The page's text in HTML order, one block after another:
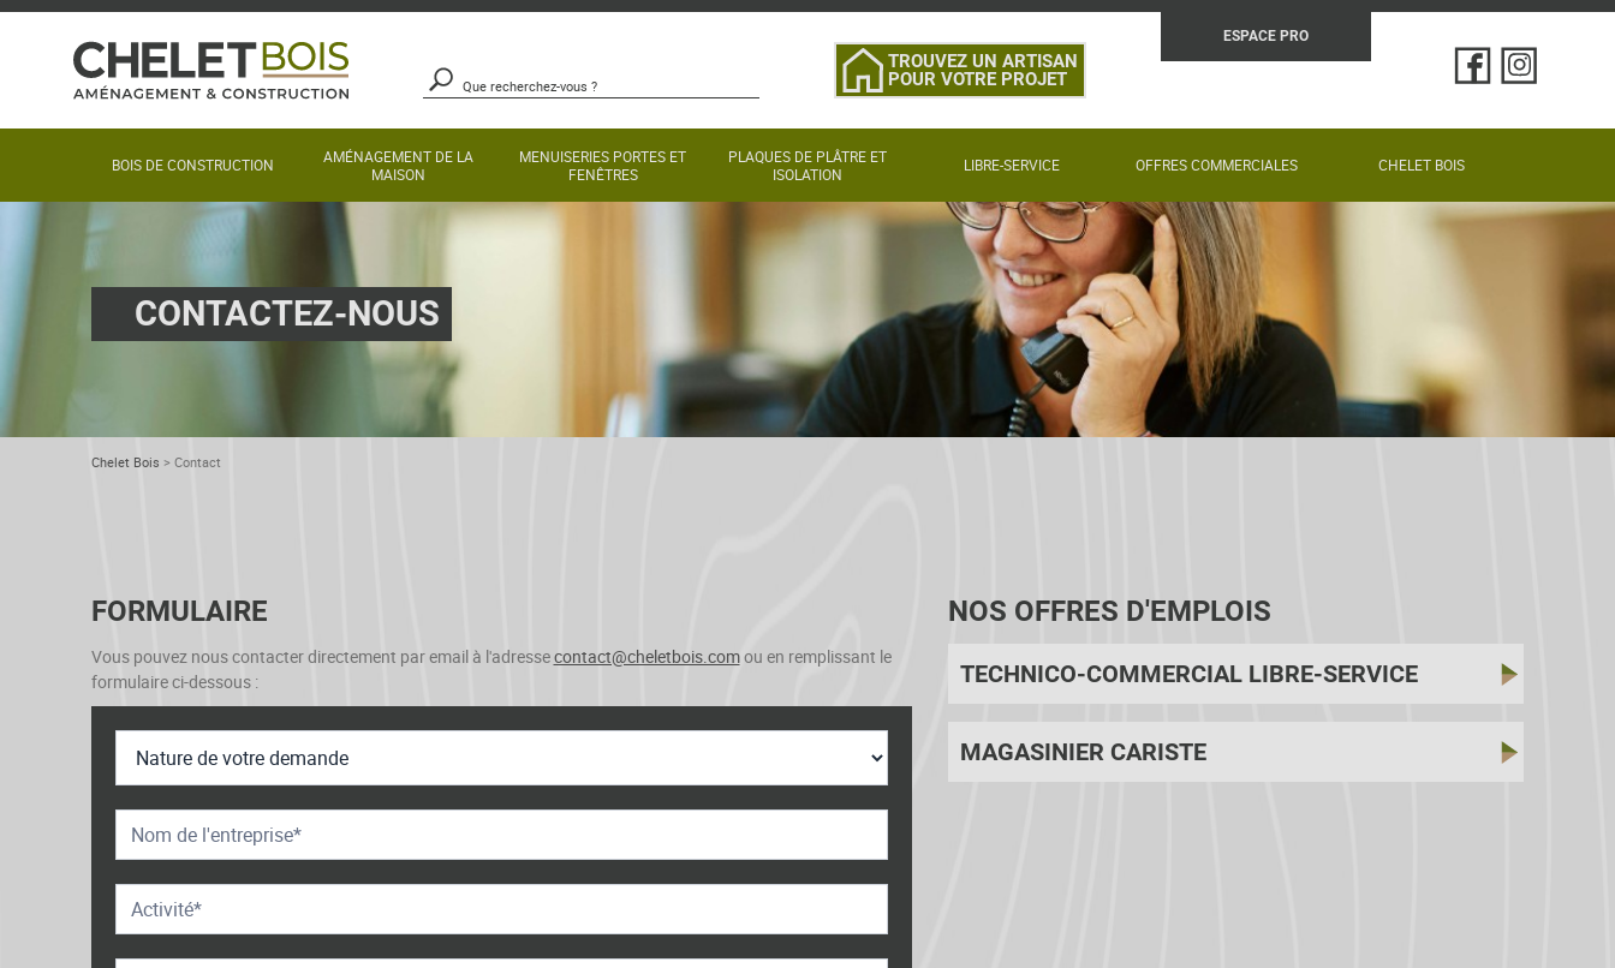
TROUVEZ UN ARTISAN
POUR VOTRE PROJET
ESPACE PRO
BOIS DE CONSTRUCTION
AMÉNAGEMENT DE LA
MAISON
MENUISERIES PORTES ET
FENÊTRES
PLAQUES DE PLÂTRE ET
ISOLATION
LIBRE-SERVICE OFFRES COMMERCIALES CHELET BOIS
CONTACTEZ-NOUS
Chelet Bois > Contact
FORMULAIRE
Vous pouvez nous contacter directement par email à l'adressecontact@cheletbois.comou en remplissant le
formulaire ci-dessous :
NOS OFFRES D'EMPLOIS
TECHNICO-COMMERCIAL LIBRE-SERVICE
MAGASINIER CARISTE